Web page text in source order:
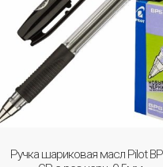
Ручка шариковая масл Pilot